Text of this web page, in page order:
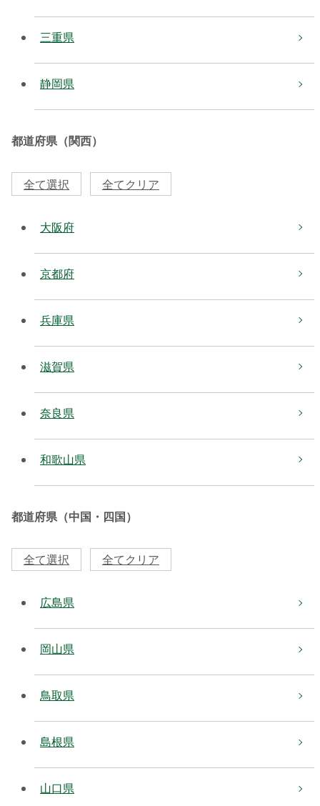
三重県
静岡県
都道府県（関西）
全て選択 全てクリア
大阪府
京都府
兵庫県
滋賀県
奈良県
和歌山県
都道府県（中国・四国）
全て選択 全てクリア
広島県
岡山県
鳥取県
島根県
山口県